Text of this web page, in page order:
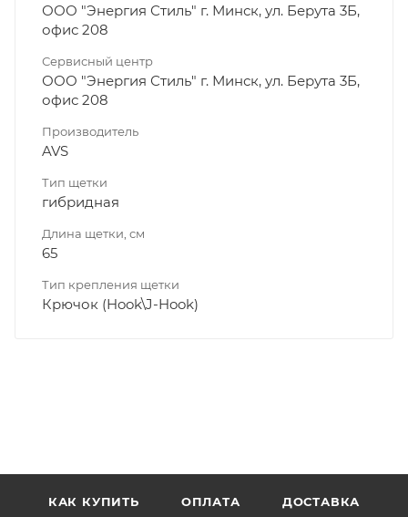
ООО "Энергия Стиль" г. Минск, ул. Берута 3Б,
офис 208
Сервисный центр
ООО "Энергия Стиль" г. Минск, ул. Берута 3Б,
офис 208
Производитель
AVS
Тип щетки
гибридная
Длина щетки, см
65
Тип крепления щетки
Крючок (Hook\J-Hook)
КАК КУПИТЬ ОПЛАТА ДОСТАВКА